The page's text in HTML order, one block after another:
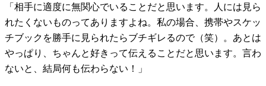
「相手に適度に無関心でいることだと思います。人には見ら
れたくないものってありますよね。私の場合、携帯やスケッ
チブックを勝手に見られたらブチギレるので（笑）。あとは
やっぱり、ちゃんと好きって伝えることだと思います。言わ
ないと、結局何も伝わらない！」